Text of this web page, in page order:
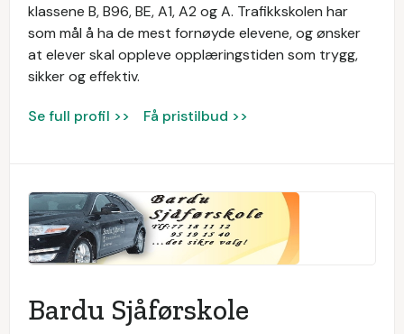
klassene B, B96, BE, A1, A2 og A. Trafikkskolen har
som mål å ha de mest fornøyde elevene, og ønsker
at elever skal oppleve opplæringstiden som trygg,
sikker og effektiv.
Se full profil >> Få pristilbud >>
Bardu Sjåførskole